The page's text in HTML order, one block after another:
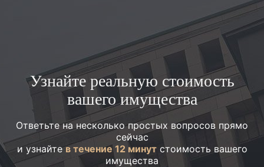
Узнайте реальную стоимость
вашего имущества
Ответьте на несколько простых вопросов прямо
сейчас
и узнайтев течение 12 минутстоимость вашего
имущества